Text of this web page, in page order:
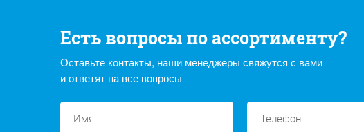
Есть вопросы по ассортименту?
Оставьте контакты, наши менеджеры свяжутся с вами
и ответят на все вопросы